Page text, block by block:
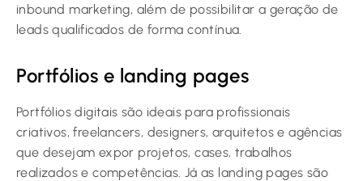
inbound marketing, além de possibilitar a geração de
leads qualificados de forma contínua.
Portfólios e landing pages
Portfólios digitais são ideais para profissionais
criativos, freelancers, designers, arquitetos e agências
que desejam expor projetos, cases, trabalhos
realizados e competências. Já as landing pages são